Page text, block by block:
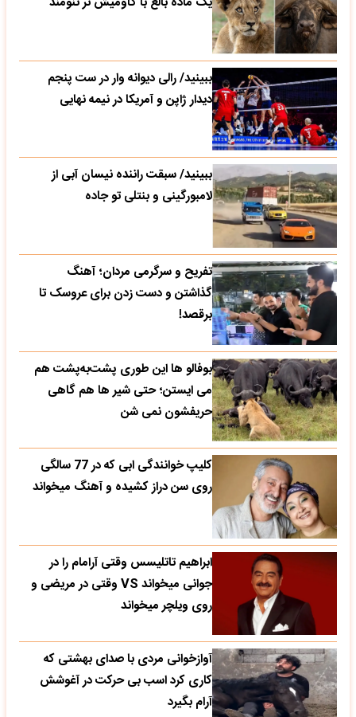
ببینید/ رالی دیوانه وار در ست پنجم
دیدار ژاپن و آمریکا در نیمه نهایی
ببینید/ سبقت راننده نیسان آبی از
لامبورگینی و بنتلی تو جاده
تفریح و سرگرمی مردان؛ آهنگ
گذاشتن و دست زدن برای عروسک تا
برقصد!
بوفالو ها این‌ طوری پشت‌به‌پشت هم
می‌ ایستن؛ حتی شیر ها هم گاهی
حریفشون نمی‌ شن
کلیپ خوانندگی ابی که در 77 سالگی
روی سن دراز کشیده و آهنگ میخواند
ابراهیم تاتلیسس وقتی آرامام را در
جوانی میخواند VS وقتی در مریضی و
روی ویلچر میخواند
آوازخوانی مردی با صدای بهشتی که
کاری کرد اسب بی حرکت در آغوشش
آرام بگیرد